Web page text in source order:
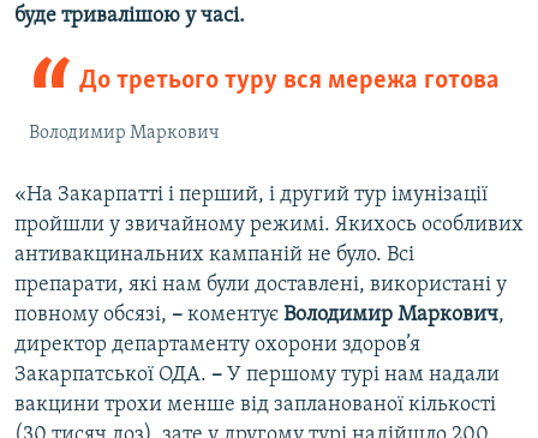
буде тривалішою у часі.
До третього туру вся мережа готова
Володимир Маркович
«На Закарпатті і перший, і другий тур імунізації
пройшли у звичайному режимі. Якихось особливих
антивакцинальних кампаній не було. Всі
препарати, які нам були доставлені, використані у
повному обсязі, – коментує Володимир Маркович,
директор департаменту охорони здоров’я
Закарпатської ОДА. – У першому турі нам надали
вакцини трохи менше від запланованої кількості